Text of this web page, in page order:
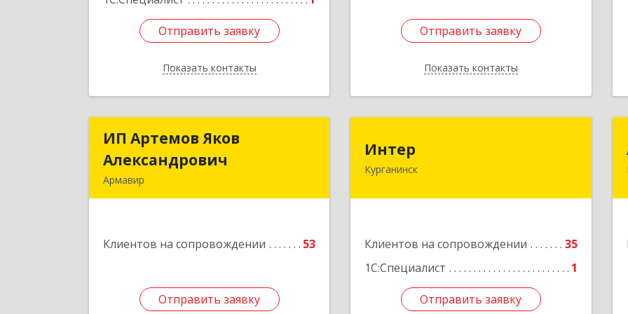
Отправить заявку
Показать контакты
Отправить заявку
Назад
Отправить заявку
Показать контакты
Отправить заявку
Назад
ИП Артемов Яков
Александрович
Армавир
Клиентов на сопровождении 53
Отправить заявку
ИП Артемов Яков
Александрович
Отправить заявку
Интер
Курганинск
Клиентов на сопровождении
35
1С:Специалист
1
Отправить заявку
352430, Краснодарский край,
Подробнее
Отправить заявку